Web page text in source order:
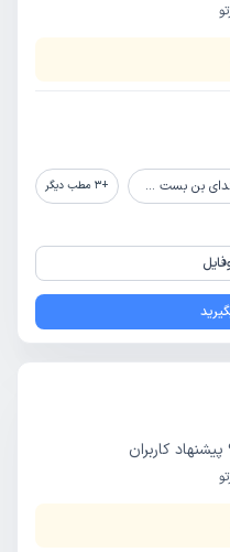
سیف)، پلاک 15، طبقه 5 +
3 مطب دیگر
پیشنهاد کاربران